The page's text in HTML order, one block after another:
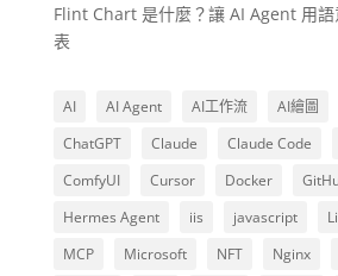
Flint Chart 是什麼？讓 AI Agent 用語
表
AI AI Agent AI工作流 AI繪圖
ChatGPT
Claude Claude Code
ComfyUI
Cursor Docker
Hermes Agent
iis javascript
MCP
Microsoft NFT Nginx